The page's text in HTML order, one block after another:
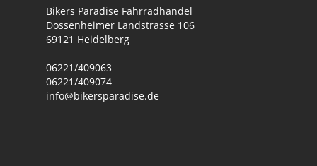
Bikers Paradise Fahrradhandel
Dossenheimer Landstrasse 106
69121 Heidelberg
06221/409063
06221/409074
info@bikersparadise.de